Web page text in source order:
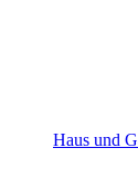
Haus und